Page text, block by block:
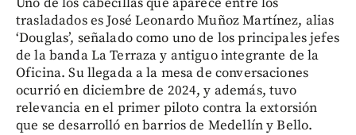
trasladados es José Leonardo Muñoz Martínez, alias
‘Douglas’, señalado como uno de los principales jefes
de la banda La Terraza y antiguo integrante de la
Oficina. Su llegada a la mesa de conversaciones
ocurrió en diciembre de 2024, y además, tuvo
relevancia en el primer piloto contra la extorsión
que se desarrolló en barrios de Medellín y Bello.